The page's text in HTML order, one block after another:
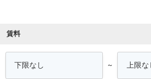
賃料
～